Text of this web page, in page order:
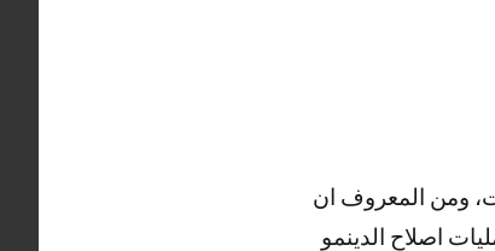
ومن المعروف ان
اصلاح الدينمو